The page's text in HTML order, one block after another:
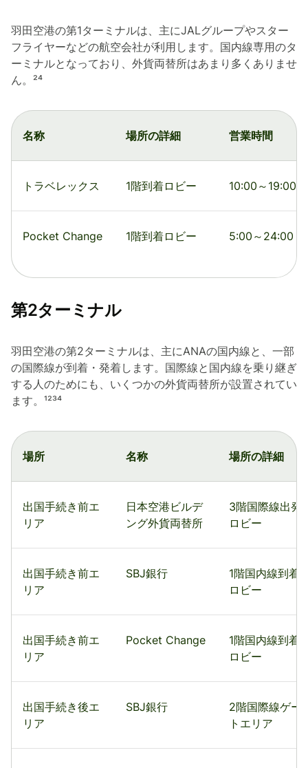
羽田空港の第1ターミナルは、主にJALグループやスター
フライヤーなどの航空会社が利用します。国内線専用のタ
ーミナルとなっており、外貨両替所はあまり多くありませ
ん。 ²⁴
名称 場所の詳細 営業時間
トラベレックス 1階到着ロビー 10:00～19:00
Pocket Change 1階到着ロビー 5:00～24:00
第2ターミナル
羽田空港の第2ターミナルは、主にANAの国内線と、一部
の国際線が到着・発着します。国際線と国内線を乗り継ぎ
する人のためにも、いくつかの外貨両替所が設置されてい
ます。¹²³⁴
場所 名称 場所の詳細
出国手続き前エ
リア
日本空港ビルデ
ング外貨両替所
3階国際線出発
ロビー
出国手続き前エ
リア
SBJ銀行
1階国内線到着
ロビー
出国手続き前エ
リア
Pocket Change
1階国内線到着
ロビー
出国手続き後エ
リア
SBJ銀行
2階国際線ゲー
トエリア